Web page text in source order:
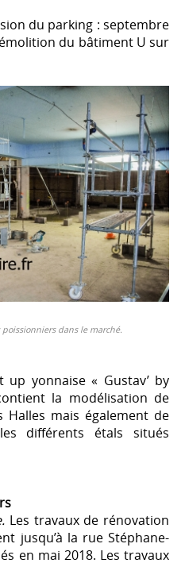
du parking : septembre
du bâtiment U sur
dans le marché.
yonnaise « Gustav’ by
la modélisation de
Halles mais également de
différents étals situés
Les travaux de rénovation
jusqu’à la rue Stéphane-
en mai 2018. Les travaux